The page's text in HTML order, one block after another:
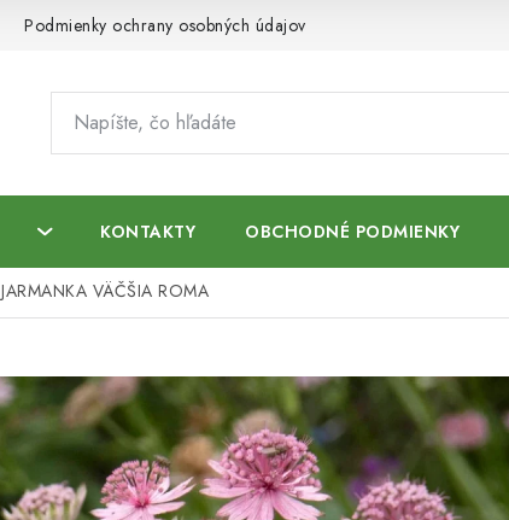
Podmienky ochrany osobných údajov
KONTAKTY OBCHODNÉ PODMIENKY
JARMANKA VÄČŠIA ROMA